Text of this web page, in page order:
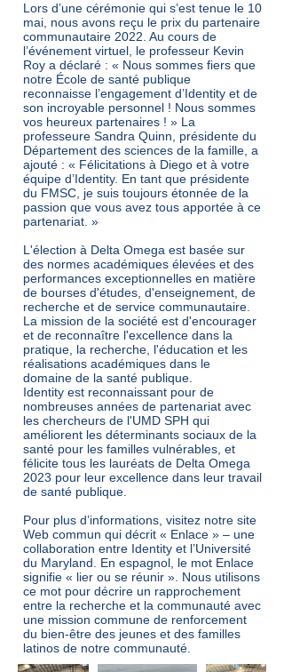
Lors d’une cérémonie qui s’est tenue le 10
mai, nous avons reçu le prix du partenaire
communautaire 2022. Au cours de
l’événement virtuel, le professeur Kevin
Roy a déclaré : « Nous sommes fiers que
notre École de santé publique
reconnaisse l’engagement d’Identity et de
son incroyable personnel ! Nous sommes
vos heureux partenaires ! » La
professeure Sandra Quinn, présidente du
Département des sciences de la famille, a
ajouté : « Félicitations à Diego et à votre
équipe d’Identity. En tant que présidente
du FMSC, je suis toujours étonnée de la
passion que vous avez tous apportée à ce
partenariat. »
L'élection à Delta Omega est basée sur
des normes académiques élevées et des
performances exceptionnelles en matière
de bourses d'études, d'enseignement, de
recherche et de service communautaire.
La mission de la société est d'encourager
et de reconnaître l'excellence dans la
pratique, la recherche, l'éducation et les
réalisations académiques dans le
domaine de la santé publique.
Identity est reconnaissant pour de
nombreuses années de partenariat avec
les chercheurs de l'UMD SPH qui
améliorent les déterminants sociaux de la
santé pour les familles vulnérables, et
félicite tous les lauréats de Delta Omega
2023 pour leur excellence dans leur travail
de santé publique.
Pour plus d’informations, visitez notre site
Web commun qui décrit « Enlace » – une
collaboration entre Identity et l’Université
du Maryland. En espagnol, le mot Enlace
signifie « lier ou se réunir ». Nous utilisons
ce mot pour décrire un rapprochement
entre la recherche et la communauté avec
une mission commune de renforcement
du bien-être des jeunes et des familles
latinos de notre communauté.